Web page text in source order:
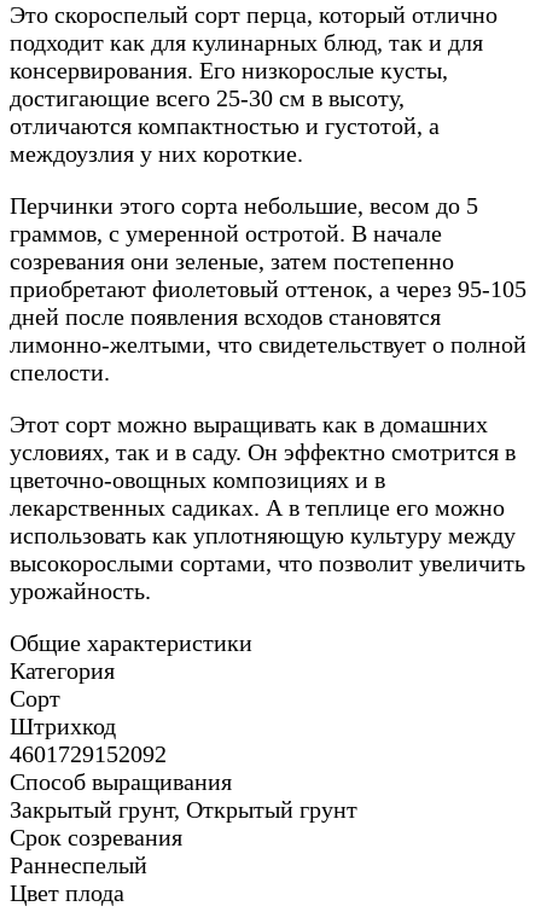
Это скороспелый сорт перца, который отлично
подходит как для кулинарных блюд, так и для
консервирования. Его низкорослые кусты,
достигающие всего 25-30 см в высоту,
отличаются компактностью и густотой, а
междоузлия у них короткие.
Перчинки этого сорта небольшие, весом до 5
граммов, с умеренной остротой. В начале
созревания они зеленые, затем постепенно
приобретают фиолетовый оттенок, а через 95-105
дней после появления всходов становятся
лимонно-желтыми, что свидетельствует о полной
спелости.
Этот сорт можно выращивать как в домашних
условиях, так и в саду. Он эффектно смотрится в
цветочно-овощных композициях и в
лекарственных садиках. А в теплице его можно
использовать как уплотняющую культуру между
высокорослыми сортами, что позволит увеличить
урожайность.
Общие характеристики
Категория
Сорт
Штрихкод
4601729152092
Способ выращивания
Закрытый грунт, Открытый грунт
Срок созревания
Раннеспелый
Цвет плода